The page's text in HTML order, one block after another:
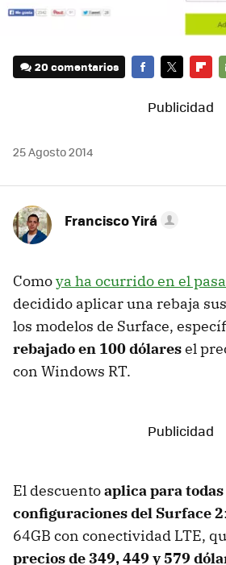
20 comentarios
25 Agosto 2014
Francisco Yirá
Comoya ha ocurrido en el
decidido aplicar una rebaja
los modelos de Surface,
rebajado en 100 dólaresel
con Windows RT.
El descuentoaplica para
configuraciones del Surface 2
64GB con conectividad LTE,
precios de 349, 449 y 579